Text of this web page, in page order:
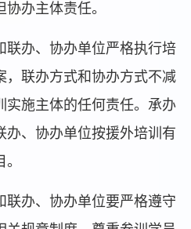
办主体责任。
联办、协办单位严格执行培
，联办方式和协办方式不减
实施主体的任何责任。承办
办、协办单位按援外培训有
联办、协办单位要严格遵守